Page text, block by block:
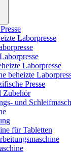
Laborpresse
Laborpresse
beheizte
Presse
Zubehör
und
für Tabletten